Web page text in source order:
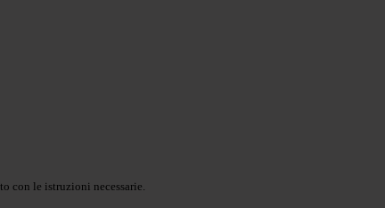
con le istruzioni necessarie.